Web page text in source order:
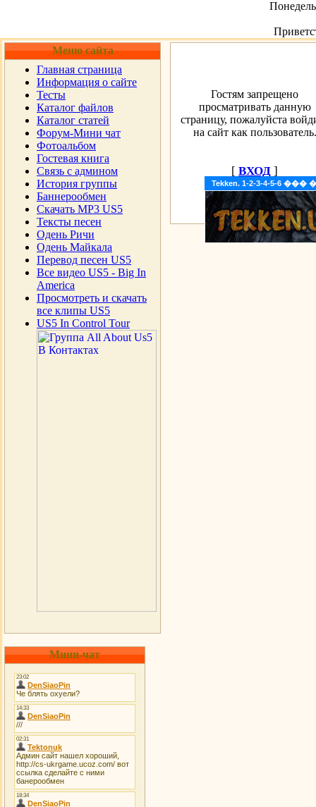
Меню сайта
Главная страница
Информация о сайте
Тесты
Каталог файлов
Каталог статей
Форум-Мини чат
Фотоальбом
Гостевая книга
Cвязь с админом
История группы
Баннерообмен
Скачать MP3 US5
Тексты песен
Одень Ричи
Одень Майкала
Перевод песен US5
Все видео US5 - Big In
America
Просмотреть и скачать
все клипы US5
US5 In Control Tour
Tekken. 1-2-3-4-5-6
Мини-чат
Гостям запрещено
просматривать данную
страницу, пожалуйста
на сайт как пользователь.
[ ВХОД ]